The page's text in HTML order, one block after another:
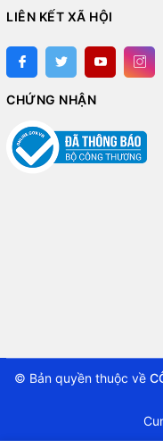
LIÊN KẾT XÃ HỘI
CHỨNG NHẬN
© Bản quyền thuộc về